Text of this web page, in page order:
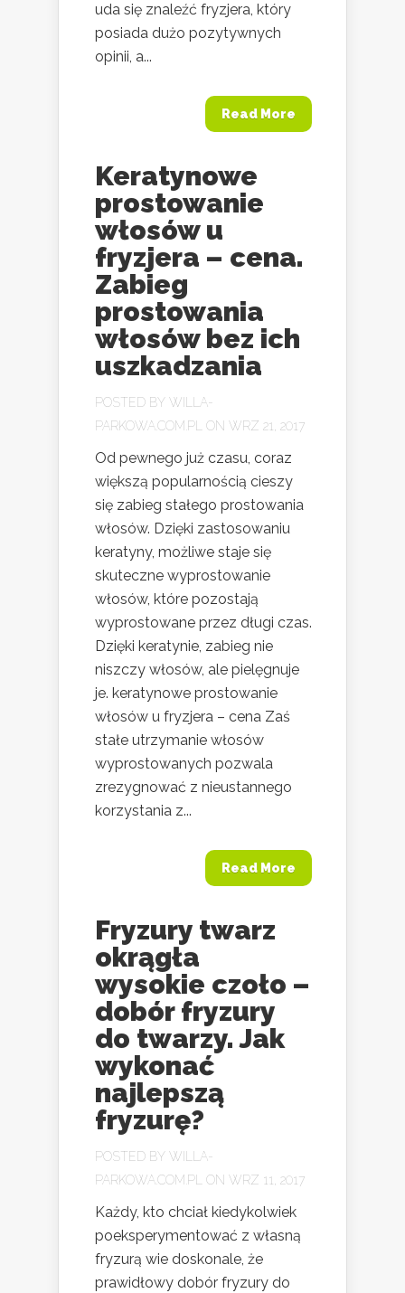
uda się znaleźć fryzjera, który
posiada dużo pozytywnych
opinii, a...
Read More
Keratynowe
prostowanie
włosów u
fryzjera – cena.
Zabieg
prostowania
włosów bez ich
uszkadzania
POSTED BY WILLA-
PARKOWA.COM.PL
ON WRZ 21, 2017
Od pewnego już czasu, coraz
większą popularnością cieszy
się zabieg stałego prostowania
włosów. Dzięki zastosowaniu
keratyny, możliwe staje się
skuteczne wyprostowanie
włosów, które pozostają
wyprostowane przez długi czas.
Dzięki keratynie, zabieg nie
niszczy włosów, ale pielęgnuje
je. keratynowe prostowanie
włosów u fryzjera – cena Zaś
stałe utrzymanie włosów
wyprostowanych pozwala
zrezygnować z nieustannego
korzystania z...
Read More
Fryzury twarz
okrągła
wysokie czoło –
dobór fryzury
do twarzy. Jak
wykonać
najlepszą
fryzurę?
POSTED BY WILLA-
PARKOWA.COM.PL
ON WRZ 11, 2017
Każdy, kto chciał kiedykolwiek
poeksperymentować z własną
fryzurą wie doskonale, że
prawidłowy dobór fryzury do